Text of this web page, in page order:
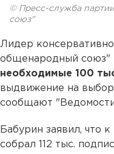
© Пресс-служба
союз"
Лидер
общенародный союз"
необходимые 100
выдвижение на
сообщают
Бабурин заявил, что
собрал 112 тыс.